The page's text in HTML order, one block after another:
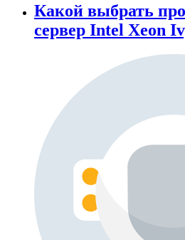
Какой выбрать
сервер Intel Xeon